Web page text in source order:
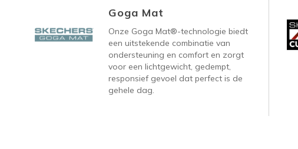
Goga Mat
Onze Goga Mat®-technologie biedt
een uitstekende combinatie van
ondersteuning en comfort en zorgt
voor een lichtgewicht, gedempt,
responsief gevoel dat perfect is de
gehele dag.